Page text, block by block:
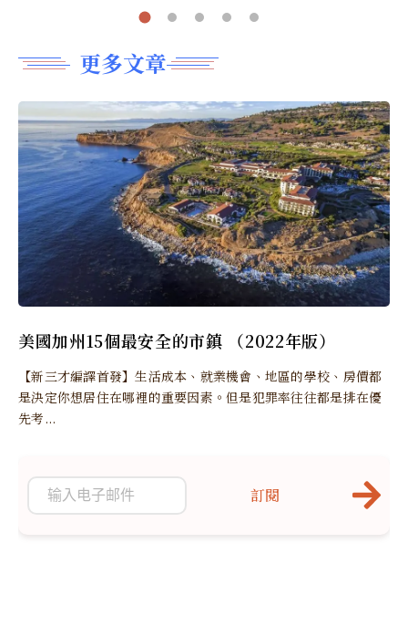
更多文章
美國加州15個最安全的市鎮 （2022年版）
【新三才編譯首發】生活成本、就業機會、地區的學校、房價都
是決定你想居住在哪裡的重要因素。但是犯罪率往往都是排在優
先考...
訂閱